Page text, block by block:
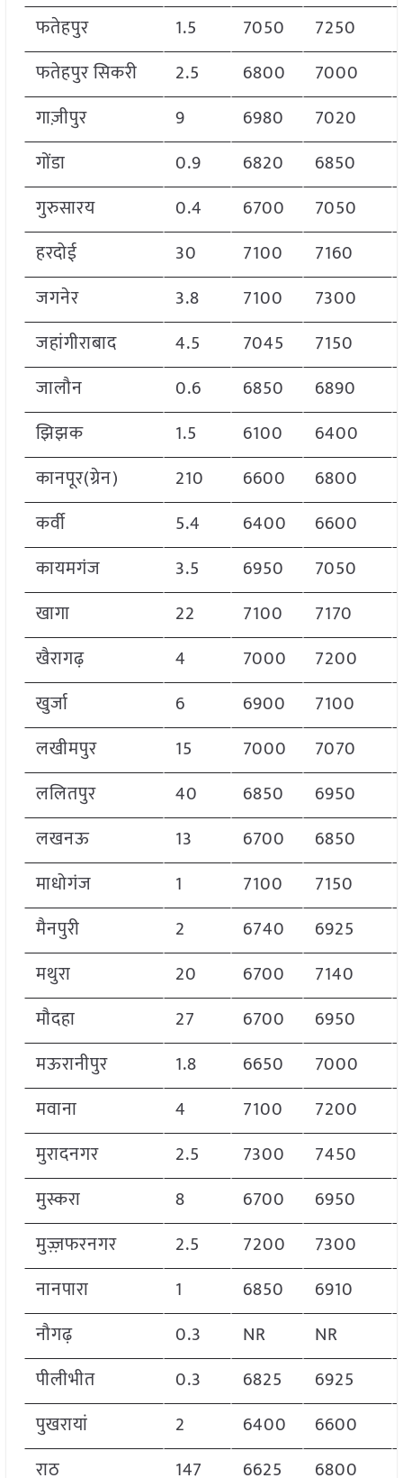
फतेहपुर
1.5 7050
7250
फतेहपुर सिकरी
2.5 6800
7000
गाज़ीपुर
9 6980
7020
गोंडा
0.9 6820
6850
गुरुसारय
0.4 6700
7050
हरदोई
30 7100
7160
जगनेर
3.8 7100
7300
जहांगीराबाद
4.5 7045
7150
जालौन
0.6 6850
6890
झिझक
1.5 6100
6400
कानपूर(ग्रेन)
210 6600
6800
कर्वी
5.4 6400
6600
कायमगंज
3.5 6950
7050
खागा
22 7100
7170
खैरागढ़
4 7000
7200
खुर्जा
6 6900
7100
लखीमपुर
15 7000
7070
ललितपुर
40 6850
6950
लखनऊ
13 6700
6850
माधोगंज
1 7100
7150
मैनपुरी
2 6740
6925
मथुरा
20 6700
7140
मौदहा
27 6700
6950
मऊरानीपुर
1.8 6650
7000
मवाना
4 7100
7200
मुरादनगर
2.5 7300
7450
मुस्करा
8 6700
6950
मुज़्ज़फरनगर
2.5 7200
7300
नानपारा
1 6850
6910
नौगढ़
0.3 NR
NR
पीलीभीत
0.3 6825
6925
पुखरायां
2 6400
6600
राठ
147 6625 6800